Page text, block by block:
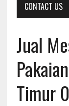
CONTACT US
Jual
Timur